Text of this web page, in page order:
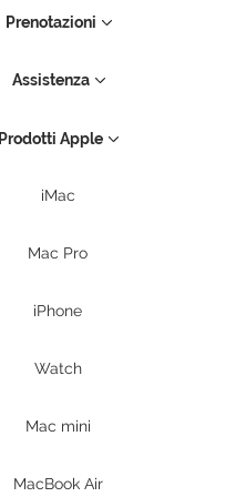
Prenotazioni
Assistenza
Prodotti Apple
iMac
Mac Pro
iPhone
Watch
Mac mini
MacBook Air